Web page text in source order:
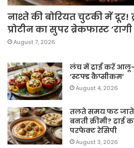
नाश्ते की बोरियत चुटकी में दूर!
प्रोटीन का सुपर ब्रेकफास्ट
August 7, 2026
लंच में ट्राई करें
‘स्टफ्ड कैप्सीकम’
August 4, 2026
तलते समय फट जाते
बनती क्रीमी? ट्राई
परफेक्ट रेसिपी
August 3, 2026